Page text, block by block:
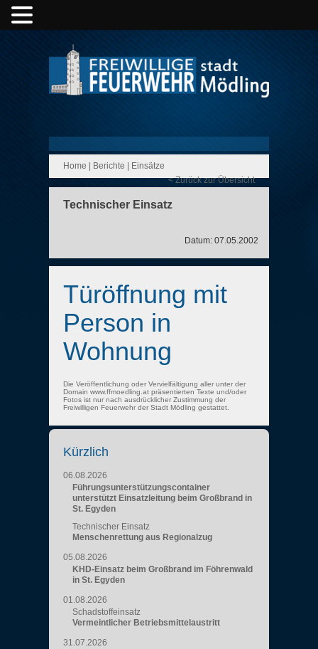
Home Berichte
Einsätze
< Zurück zur Übersicht
Technischer Einsatz
Datum: 07.05.2002
Türöffnung mit
Person in
Wohnung
Die Veröffentlichung oder Vervielfältigung aller unter der
Domain www.ffmoedling.at präsentierten Texte und/oder
Fotos ist nur nach ausdrücklicher Zustimmung der
Freiwilligen Feuerwehr der Stadt Mödling gestattet.
Kürzlich
06.08.2026
Führungsunterstützungscontainer
unterstützt Einsatzleitung beim Großbrand in
St. Egyden
Technischer Einsatz
Menschenrettung aus Regionalzug
05.08.2026
KHD-Einsatz beim Großbrand im Föhrenwald
in St. Egyden
01.08.2026
Schadstoffeinsatz
Vermeintlicher Betriebsmittelaustritt
31.07.2026